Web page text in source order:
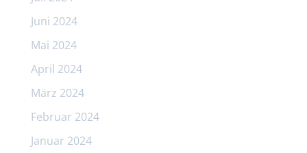
Juni 2024
Mai 2024
April 2024
März 2024
Februar 2024
Januar 2024